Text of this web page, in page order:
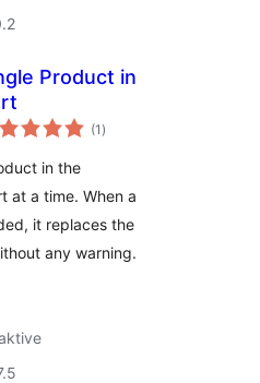
Product in
(1 vlerësime
gjithsej
)
in the
at a time. When a
it replaces the
any warning.